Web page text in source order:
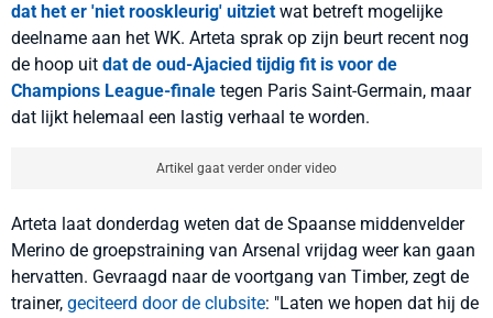
dat het er 'niet rooskleurig' uitzietwat betreft mogelijke
deelname aan het WK. Arteta sprak op zijn beurt recent nog
de hoop uit dat de oud-Ajacied tijdig fit is voor de
Champions League-finale tegen Paris Saint-Germain, maar
dat lijkt helemaal een lastig verhaal te worden.
Artikel gaat verder onder video
Arteta laat donderdag weten dat de Spaanse middenvelder
Merino de groepstraining van Arsenal vrijdag weer kan gaan
hervatten. Gevraagd naar de voortgang van Timber, zegt de
trainer, geciteerd door de clubsite: "Laten we hopen dat hij de